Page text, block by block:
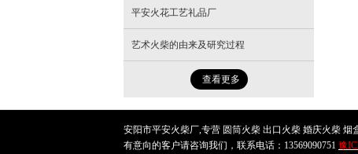
平安火花工艺礼品厂
艺术火柴的由来及研究过程
查看更多
安阳市平安火柴厂,专营 圆筒火柴 出口火柴 婚庆火柴
有意向的客户请咨询我们，联系电话：13569090751 豫